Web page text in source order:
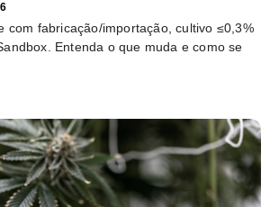
com fabricação/importação, cultivo ≤0,3%
Entenda o que muda e como se